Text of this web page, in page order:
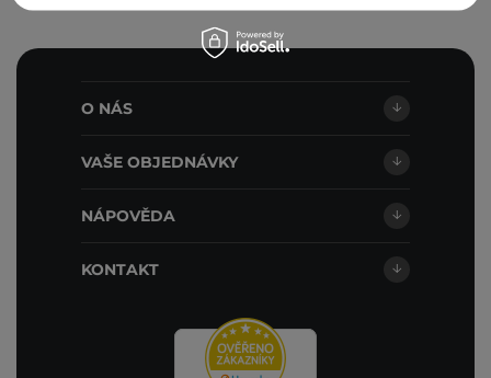
O NÁS
VAŠE OBJEDNÁVKY
NÁPOVĚDA
KONTAKT